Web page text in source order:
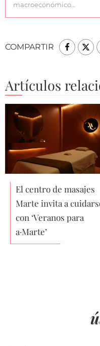
macroeconómico…
COMPARTIR
Artículos
El centro de masajes
Marte invita a
con ‘Veranos para
a·Marte’